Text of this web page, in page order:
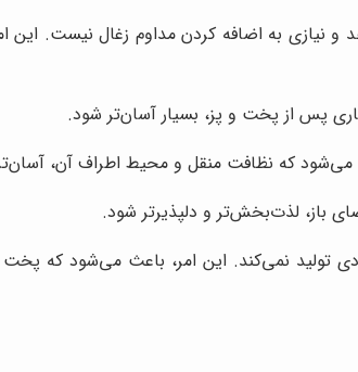
نیازی به اضافه کردن مداوم زغال نیست.
پس از پخت و پز، بسیار آسان‌تر شود.
که نظافت منقل و محیط اطراف آن،
باز، لذت‌بخش‌تر و دلپذیرتر شود.
تولید نمی‌کند. این امر، باعث می‌شود که پخت